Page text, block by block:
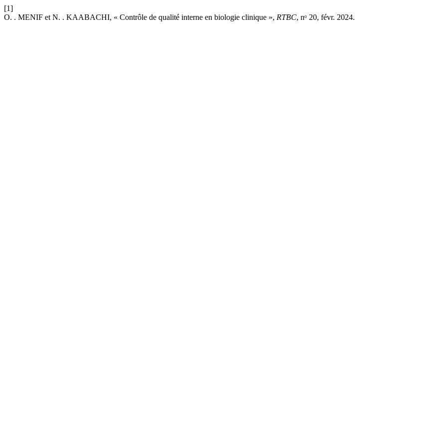
[1]
O. . MENIF et N. . KAABACHI, « Contrôle de qualité interne en biologie clinique », RTBC, nᵒ 20, févr. 2024.